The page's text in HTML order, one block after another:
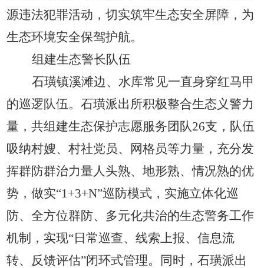
源违法犯罪活动，切实筑牢生态安全屏障，为
生态环境安全保驾护航。
组建生态警长队伍
石璜镇溪滩边、水库常见一直身穿红马甲
的巡逻队伍。石璜派出所积极整合生态义警力
量，共组建生态保护志愿服务团队26支，队伍
吸纳村嫂、村社党员、网格员等力量，充分发
挥群防群治力量人头熟、地形熟、情况熟的优
势，做实“1+3+N”巡防模式，实施立体化巡
防、全方位群防、多元化共治的生态警务工作
机制，实现“日常巡查、线索上报、信息流
转、反馈评估”闭环式管理。同时，石璜派出